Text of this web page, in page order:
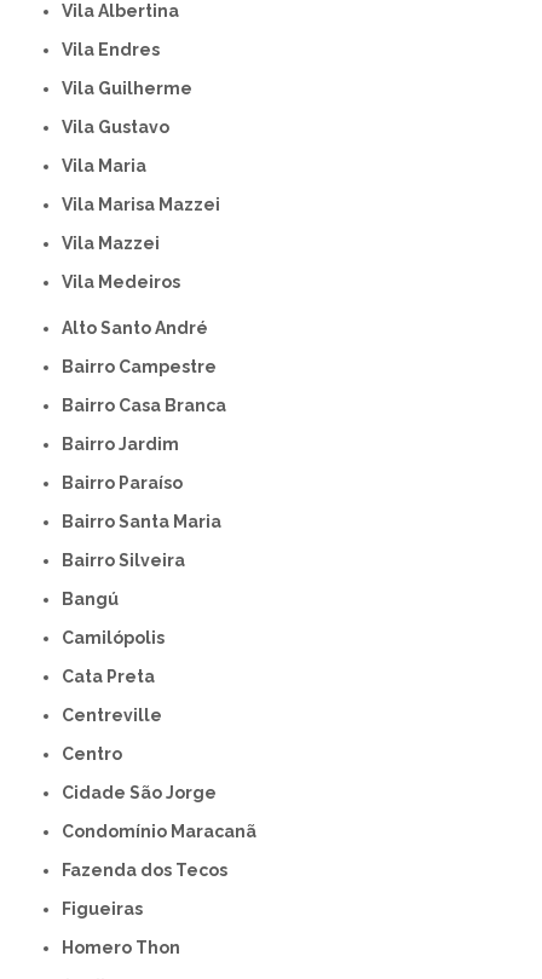
Vila Albertina
Vila Endres
Vila Guilherme
Vila Gustavo
Vila Maria
Vila Marisa Mazzei
Vila Mazzei
Vila Medeiros
Alto Santo André
Bairro Campestre
Bairro Casa Branca
Bairro Jardim
Bairro Paraíso
Bairro Santa Maria
Bairro Silveira
Bangú
Camilópolis
Cata Preta
Centreville
Centro
Cidade São Jorge
Condomínio Maracanã
Fazenda dos Tecos
Figueiras
Homero Thon